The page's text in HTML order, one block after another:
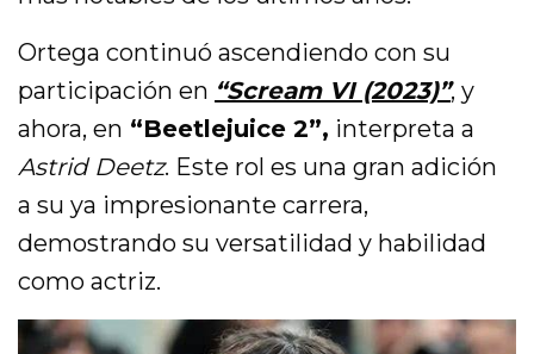
Ortega continuó ascendiendo con su
participación en “Scream VI (2023)”, y
ahora, en “Beetlejuice 2”, interpreta a
Astrid Deetz. Este rol es una gran adición
a su ya impresionante carrera,
demostrando su versatilidad y habilidad
como actriz.